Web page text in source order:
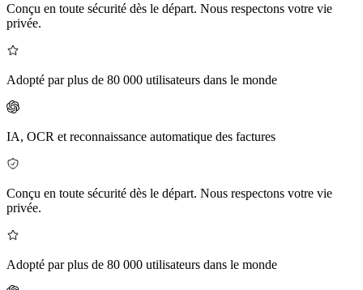
Conçu en toute sécurité dès le départ. Nous respectons votre vie
privée.
Adopté par plus de 80 000 utilisateurs dans le monde
IA, OCR et reconnaissance automatique des factures
Conçu en toute sécurité dès le départ. Nous respectons votre vie
privée.
Adopté par plus de 80 000 utilisateurs dans le monde